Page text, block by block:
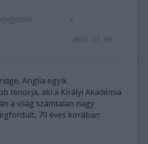
2010. 03. 09.
Anglia egyik
tenorja, aki a Királyi Akadémia
a világ számtalan nagy
70 éves korában